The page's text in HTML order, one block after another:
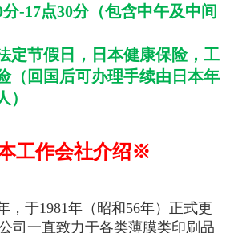
-17点30分（包含中午及中间
定节假日，日本健康保险，工
（回国后可办理手续由日本年
）
工作会社介绍※
，于1981年（昭和56年）正式更
司一直致力于各类薄膜类印刷品